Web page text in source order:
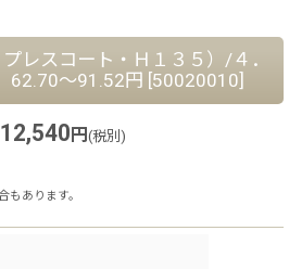
レスコート・Ｈ１３５）/４．
〜91.52円 [50020010]
円 (税別)
もあります。